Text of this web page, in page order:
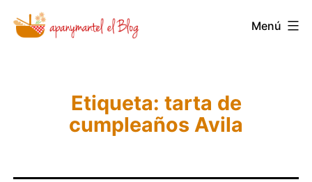
Saltar
Novedades
Apanymantel
Menú
Etiqueta: tarta de
cumpleaños Avila